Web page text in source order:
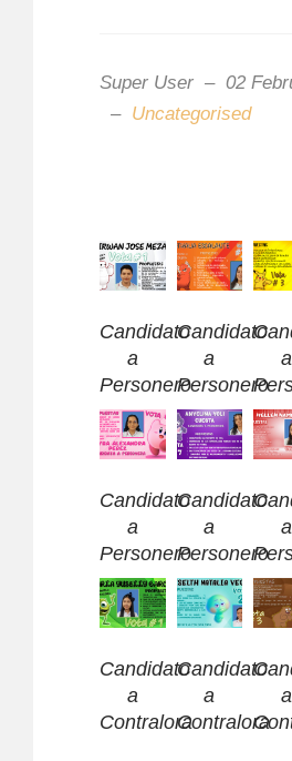
Super User
02
Uncategorised
Candidato
a
Personero
Candidato
a
Personero
a
Candidato
a
Personero
Candidato
a
Personero
a
Candidato
a
Contralora
Candidato
a
Contralora
a